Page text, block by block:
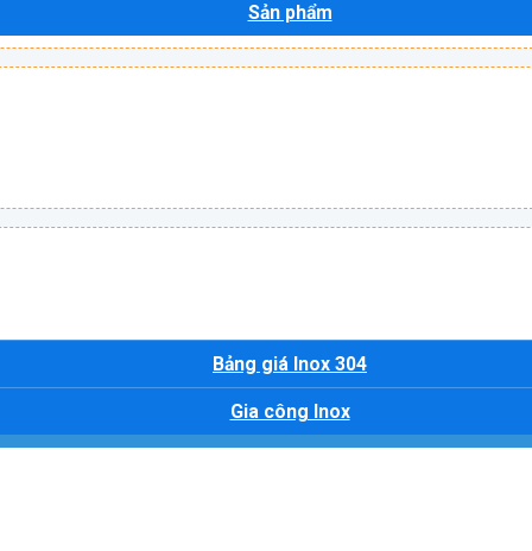
Sản phẩm
Bảng giá Inox 304
Gia công Inox